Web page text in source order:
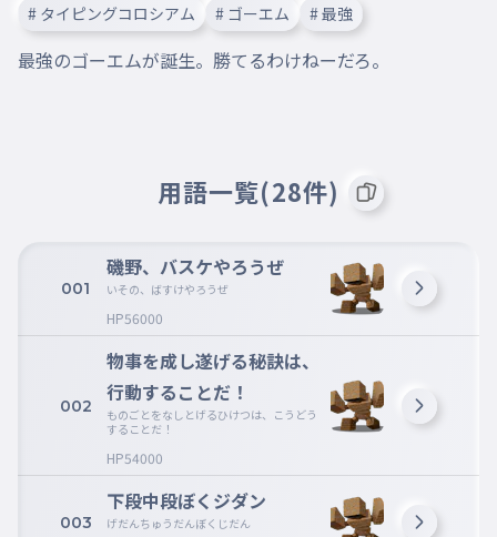
# タイピングコロシアム # ゴーエム # 最強
最強のゴーエムが誕生。勝てるわけねーだろ。
用語一覧(28件)
001
磯野、バスケやろうぜ
いその、ばすけやろうぜ
HP56000
002
物事を成し遂げる秘訣は、
行動することだ！
ものごとをなしとげるひけつは、こうどう
することだ！
HP54000
003
下段中段ぼくジダン
げだんちゅうだんぼくじだん